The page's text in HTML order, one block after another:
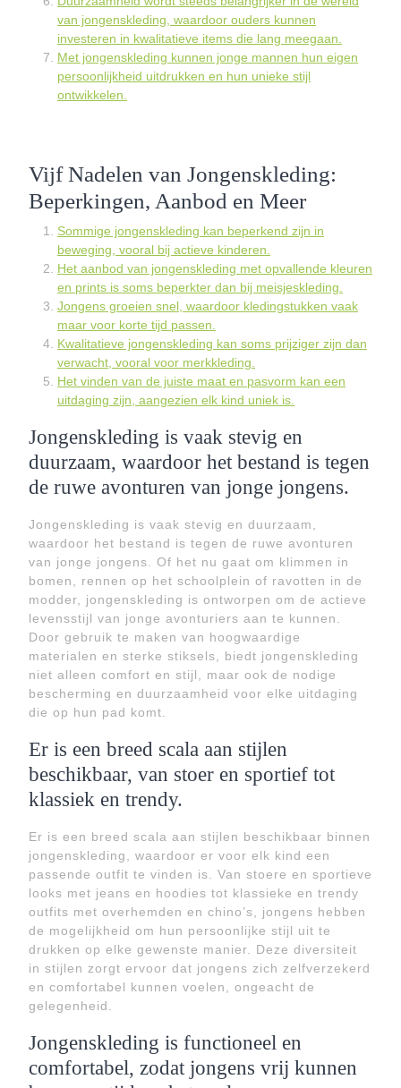
van jongenskleding, waardoor ouders kunnen
investeren in kwalitatieve items die lang meegaan.
Met jongenskleding kunnen jonge mannen hun eigen
persoonlijkheid uitdrukken en hun unieke stijl
ontwikkelen.
Vijf Nadelen van Jongenskleding:
Beperkingen, Aanbod en Meer
Sommige jongenskleding kan beperkend zijn in
beweging, vooral bij actieve kinderen.
Het aanbod van jongenskleding met opvallende kleuren
en prints is soms beperkter dan bij meisjeskleding.
Jongens groeien snel, waardoor kledingstukken vaak
maar voor korte tijd passen.
Kwalitatieve jongenskleding kan soms prijziger zijn dan
verwacht, vooral voor merkkleding.
Het vinden van de juiste maat en pasvorm kan een
uitdaging zijn, aangezien elk kind uniek is.
Jongenskleding is vaak stevig en
duurzaam, waardoor het bestand is tegen
de ruwe avonturen van jonge jongens.
Jongenskleding is vaak stevig en duurzaam,
waardoor het bestand is tegen de ruwe avonturen
van jonge jongens. Of het nu gaat om klimmen in
bomen, rennen op het schoolplein of ravotten in de
modder, jongenskleding is ontworpen om de actieve
levensstijl van jonge avonturiers aan te kunnen.
Door gebruik te maken van hoogwaardige
materialen en sterke stiksels, biedt jongenskleding
niet alleen comfort en stijl, maar ook de nodige
bescherming en duurzaamheid voor elke uitdaging
die op hun pad komt.
Er is een breed scala aan stijlen
beschikbaar, van stoer en sportief tot
klassiek en trendy.
Er is een breed scala aan stijlen beschikbaar binnen
jongenskleding, waardoor er voor elk kind een
passende outfit te vinden is. Van stoere en sportieve
looks met jeans en hoodies tot klassieke en trendy
outfits met overhemden en chino’s, jongens hebben
de mogelijkheid om hun persoonlijke stijl uit te
drukken op elke gewenste manier. Deze diversiteit
in stijlen zorgt ervoor dat jongens zich zelfverzekerd
en comfortabel kunnen voelen, ongeacht de
gelegenheid.
Jongenskleding is functioneel en
comfortabel, zodat jongens vrij kunnen